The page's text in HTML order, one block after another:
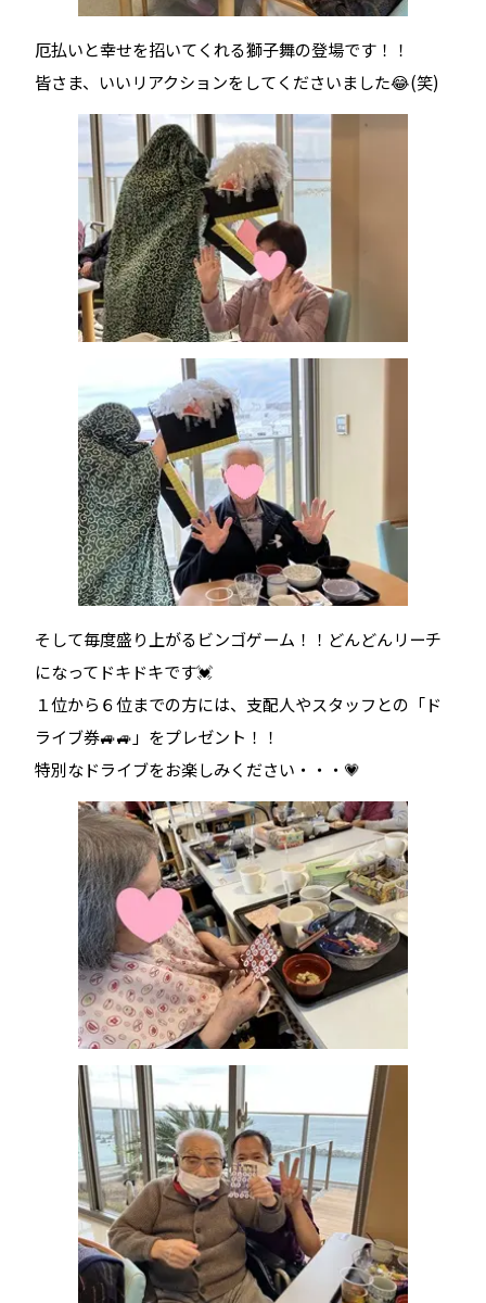
厄払いと幸せを招いてくれる獅子舞の登場です！！
皆さま、いいリアクションをしてくださいました😂(笑)
そして毎度盛り上がるビンゴゲーム！！どんどんリーチ
になってドキドキです💓
１位から６位までの方には、支配人やスタッフとの「ド
ライブ券🚙🚙」をプレゼント！！
特別なドライブをお楽しみください・・・💗